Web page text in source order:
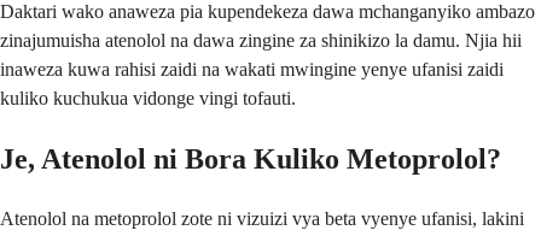
Daktari wako anaweza pia kupendekeza dawa mchanganyiko ambazo
zinajumuisha atenolol na dawa zingine za shinikizo la damu. Njia hii
inaweza kuwa rahisi zaidi na wakati mwingine yenye ufanisi zaidi
kuliko kuchukua vidonge vingi tofauti.
Je, Atenolol ni Bora Kuliko Metoprolol?
Atenolol na metoprolol zote ni vizuizi vya beta vyenye ufanisi, lakini